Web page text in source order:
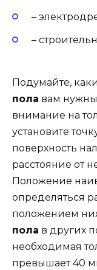
–
–
Подумайте,
пола вам
внимание на
установите
поверхность
расстояние от
Положение
определяться
положением
пола в других
необходимая
превышает 40